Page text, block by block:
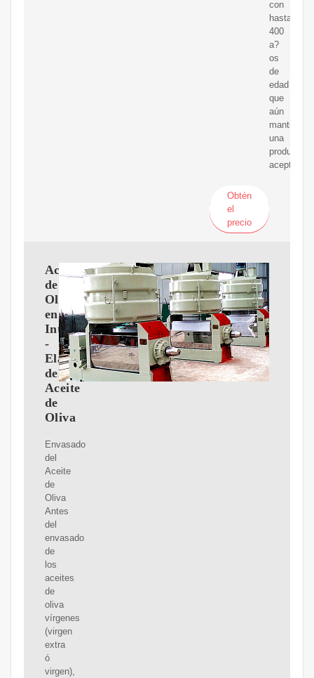
con
hasta
400
a?
os
de
edad
que
aún
mantienen
una
producción
aceptable.
Obtén
el
precio
Aceite
de
Oliva
en
Internet
-
Elaboración
del
Aceite
de
Oliva
Envasado
del
Aceite
de
Oliva
Antes
del
envasado
de
los
aceites
de
oliva
vírgenes
(virgen
extra
ó
virgen),